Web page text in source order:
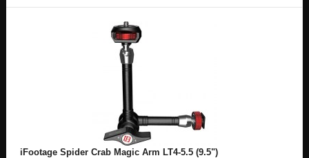
iFootage Spider Crab Magic Arm LT4-5.5 (9.5")